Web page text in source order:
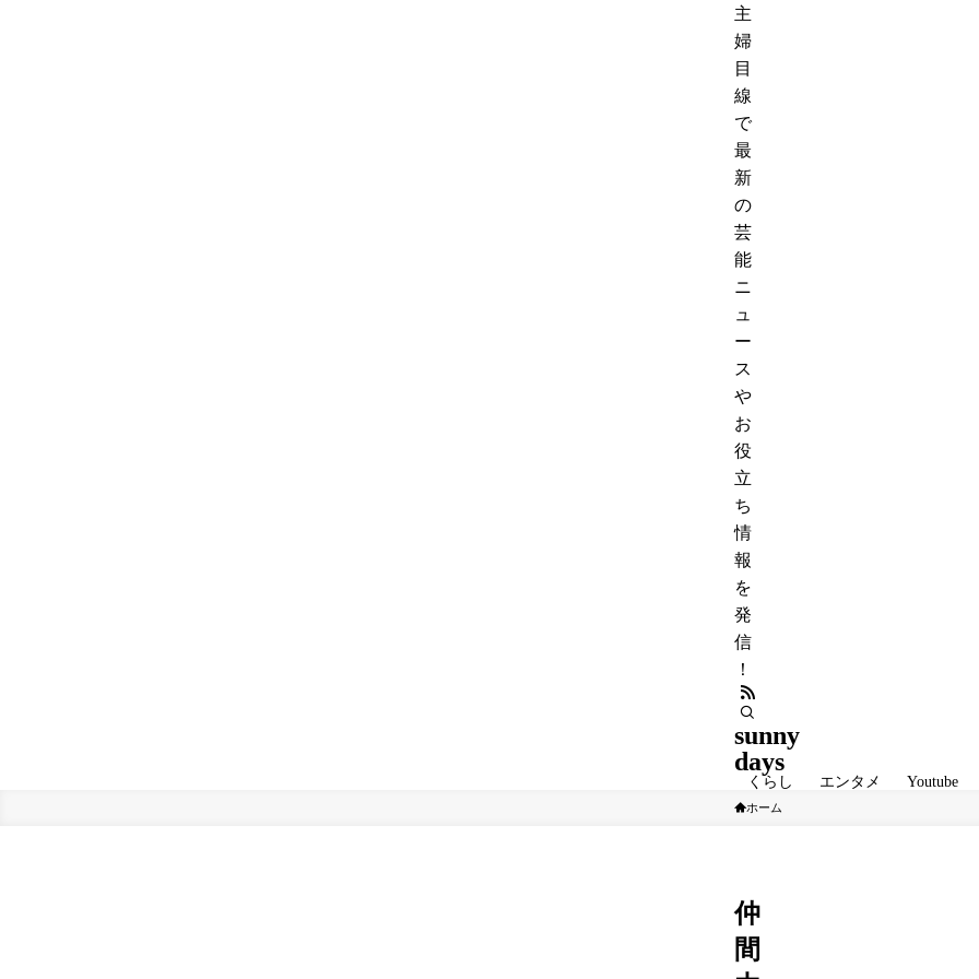
主
婦
目
線
で
最
新
の
芸
能
ニ
ュ
ー
ス
や
お
役
立
ち
情
報
を
発
信
！
sunny
days
くらし エンタメ Youtube
ホーム
仲
間